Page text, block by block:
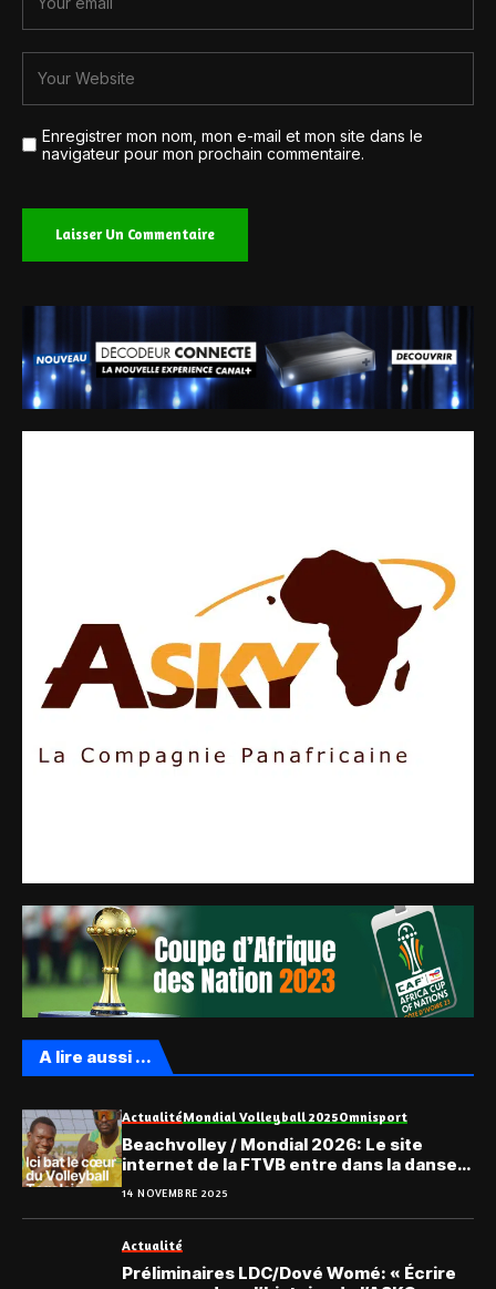
Enregistrer mon nom, mon e-mail et mon site dans le
navigateur pour mon prochain commentaire.
A lire aussi ...
ActualitéMondial Volleyball 2025Omnisport
Beachvolley / Mondial 2026: Le site
internet de la FTVB entre dans la danse
et fait peau neuve
14 NOVEMBRE 2025
Actualité
Préliminaires LDC/Dové Womé: « Écrire